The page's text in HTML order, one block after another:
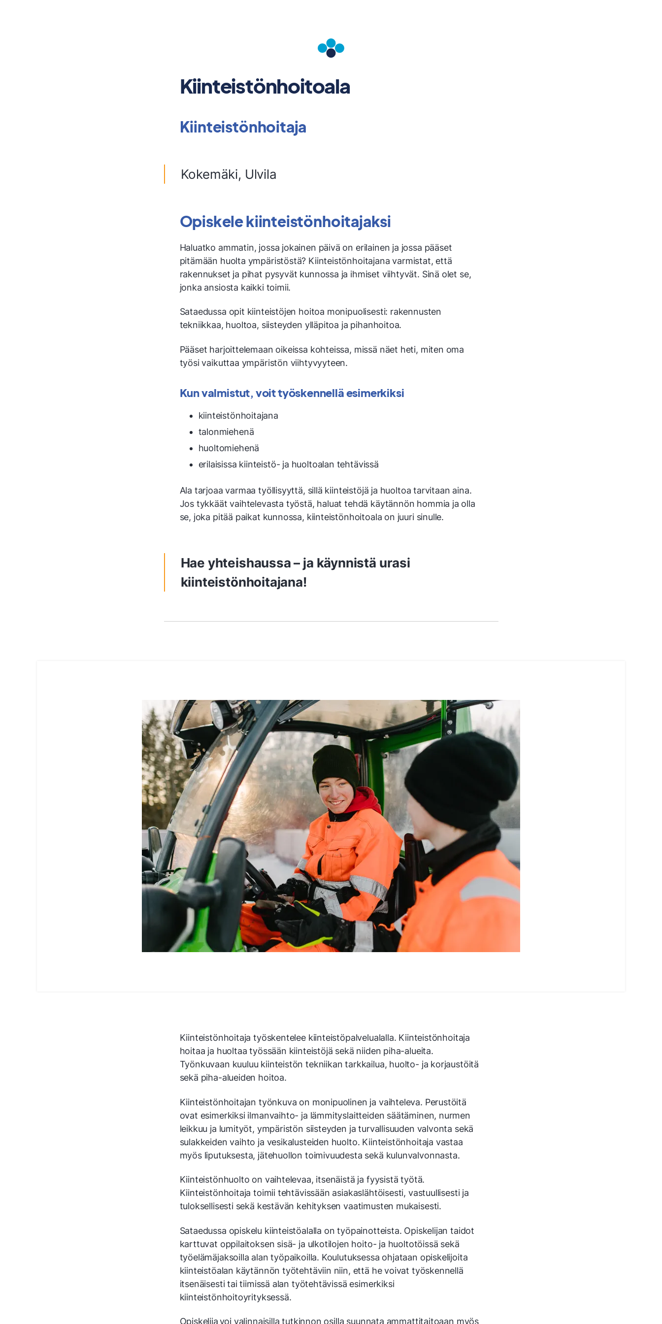
Kiinteistönhoitoala
Kiinteistönhoitaja
Kokemäki, Ulvila
Opiskele kiinteistönhoitajaksi
Haluatko ammatin, jossa jokainen päivä on erilainen ja jossa pääset
pitämään huolta ympäristöstä? Kiinteistönhoitajana varmistat, että
rakennukset ja pihat pysyvät kunnossa ja ihmiset viihtyvät. Sinä olet se,
jonka ansiosta kaikki toimii.
Sataedussa opit kiinteistöjen hoitoa monipuolisesti: rakennusten
tekniikkaa, huoltoa, siisteyden ylläpitoa ja pihanhoitoa.
Pääset harjoittelemaan oikeissa kohteissa, missä näet heti, miten oma
työsi vaikuttaa ympäristön viihtyvyyteen.
Kun valmistut, voit työskennellä esimerkiksi
kiinteistönhoitajana
talonmiehenä
huoltomiehenä
erilaisissa kiinteistö- ja huoltoalan tehtävissä
Ala tarjoaa varmaa työllisyyttä, sillä kiinteistöjä ja huoltoa tarvitaan aina.
Jos tykkäät vaihtelevasta työstä, haluat tehdä käytännön hommia ja olla
se, joka pitää paikat kunnossa, kiinteistönhoitoala on juuri sinulle.
Hae yhteishaussa – ja käynnistä urasi
kiinteistönhoitajana!
Kiinteistönhoitaja työskentelee kiinteistöpalvelualalla. Kiinteistönhoitaja
hoitaa ja huoltaa työssään kiinteistöjä sekä niiden piha-alueita.
Työnkuvaan kuuluu kiinteistön tekniikan tarkkailua, huolto- ja korjaustöitä
sekä piha-alueiden hoitoa.
Kiinteistönhoitajan työnkuva on monipuolinen ja vaihteleva. Perustöitä
ovat esimerkiksi ilmanvaihto- ja lämmityslaitteiden säätäminen, nurmen
leikkuu ja lumityöt, ympäristön siisteyden ja turvallisuuden valvonta sekä
sulakkeiden vaihto ja vesikalusteiden huolto. Kiinteistönhoitaja vastaa
myös liputuksesta, jätehuollon toimivuudesta sekä kulunvalvonnasta.
Kiinteistönhuolto on vaihtelevaa, itsenäistä ja fyysistä työtä.
Kiinteistönhoitaja toimii tehtävissään asiakaslähtöisesti, vastuullisesti ja
tuloksellisesti sekä kestävän kehityksen vaatimusten mukaisesti.
Sataedussa opiskelu kiinteistöalalla on työpainotteista. Opiskelijan taidot
karttuvat oppilaitoksen sisä- ja ulkotilojen hoito- ja huoltotöissä sekä
työelämäjaksoilla alan työpaikoilla. Koulutuksessa ohjataan opiskelijoita
kiinteistöalan käytännön työtehtäviin niin, että he voivat työskennellä
itsenäisesti tai tiimissä alan työtehtävissä esimerkiksi
kiinteistönhoitoyrityksessä.
Opiskelija voi valinnaisilla tutkinnon osilla suunnata ammattitaitoaan myös